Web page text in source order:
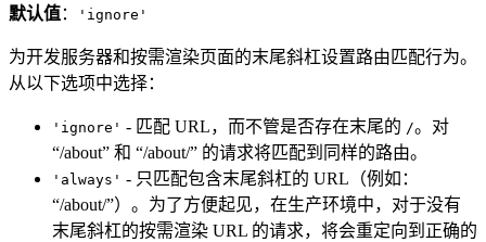
默认值： 'ignore'
为开发服务器和按需渲染页面的末尾斜杠设置路由匹配行为。
从以下选项中选择：
'ignore' - 匹配 URL，而不管是否存在末尾的 /。对
“/about” 和 “/about/” 的请求将匹配到同样的路由。
'always' - 只匹配包含末尾斜杠的 URL（例如：
“/about/”）。为了方便起见，在生产环境中，对于没有
末尾斜杠的按需渲染 URL 的请求，将会重定向到正确的